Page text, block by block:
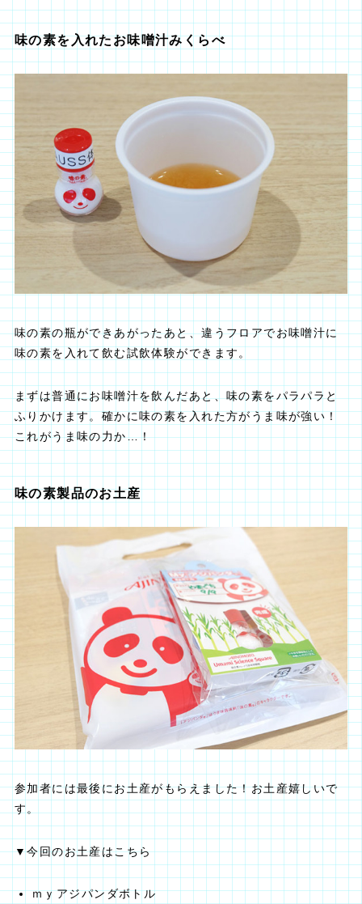
味の素を入れたお味噌汁みくらべ
味の素の瓶ができあがったあと、違うフロアでお味噌汁に
味の素を入れて飲む試飲体験ができます。
まずは普通にお味噌汁を飲んだあと、味の素をパラパラと
ふりかけます。確かに味の素を入れた方がうま味が強い！
これがうま味の力か…！
味の素製品のお土産
参加者には最後にお土産がもらえました！お土産嬉しいで
す。
▼今回のお土産はこちら
ｍｙアジパンダボトル